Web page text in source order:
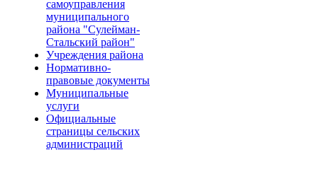
самоуправления
муниципального
района "Сулейман-
Стальский район"
Учреждения района
Нормативно-
правовые документы
Муниципальные
услуги
Официальные
страницы сельских
администраций